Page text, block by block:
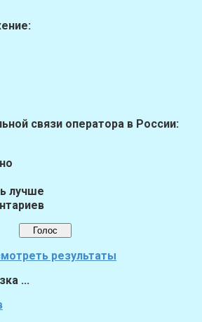
связи оператора в России:
лучше
результаты
...